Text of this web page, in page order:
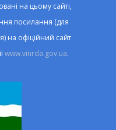
на цьому сайті,
посилання (для
на офіційний сайт
www.vinrda.gov.ua.